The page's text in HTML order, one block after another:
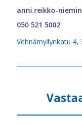
anni.reikko-
050 521 5002
Vehnämyllynkatu 4,